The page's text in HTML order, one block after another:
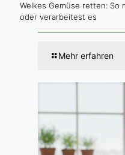
Welkes Gemüse retten: So
oder verarbeitest es
Mehr erfahren